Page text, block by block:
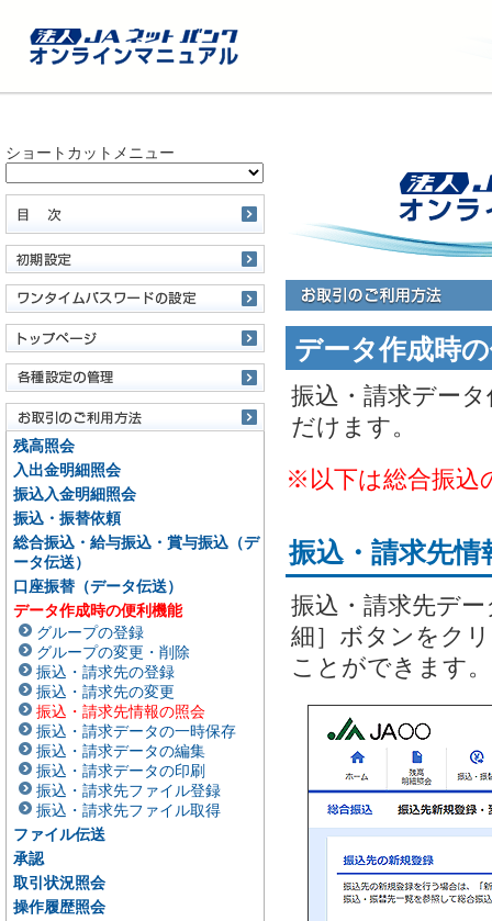
ショートカットメニュー
残高照会
入出金明細照会
振込入金明細照会
振込・振替依頼
総合振込・給与振込・賞与振込（デ
ータ伝送）
口座振替（データ伝送）
データ作成時の便利機能
グループの登録
グループの変更・削除
振込・請求先の登録
振込・請求先の変更
振込・請求先情報の照会
振込・請求データの一時保存
振込・請求データの編集
振込・請求データの印刷
振込・請求先ファイル登録
振込・請求先ファイル取得
ファイル伝送
承認
取引状況照会
操作履歴照会
データ作成時
振込・請求デー
だけます。
※以下は総合振込
振込・請求先情
振込・請求先デ
細］ボタンをク
ことができます。